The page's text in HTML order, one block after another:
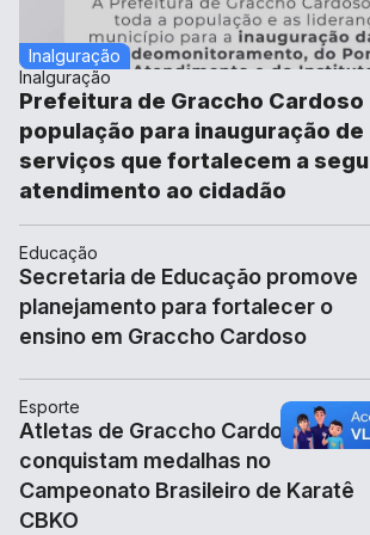
Inalguração
Inalguração
Prefeitura de Graccho Cardoso
população para inauguração de
serviços que fortalecem a
atendimento ao cidadão
Educação
Secretaria de Educação promove
planejamento para fortalecer o
ensino em Graccho Cardoso
Esporte
Atletas de Graccho Cardoso
conquistam medalhas no
Campeonato Brasileiro de Karatê
CBKO